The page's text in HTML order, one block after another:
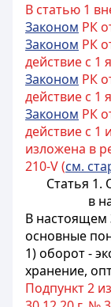
В статью 1
Законом РК
Законом РК
действие с 1
Законом РК
действие с 1
Законом РК
действие с 1
изложена в
210-V (см.
Статья 1.
в
В настоящем
основные
1) оборот -
хранение,
Подпункт 2